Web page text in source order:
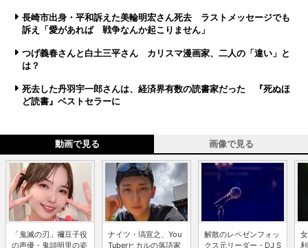
長崎市出身・平和訴えた美輪明宏さん死去 ラストメッセージでも
訴え「愛があれば 戦争なんか起こりません」
つげ義春さんと白土三平さん カリスマ漫画家、二人の「違い」と
は？
死去した丹羽宇一郎さんは、経済界有数の読書家だった 『死ぬほ
ど読書』ベストセラーに
動画で見る 画像で見る
「鬼滅の刃」禰豆子役
の声優・鬼頭明里の姿
ナイツ・塙宣之、You
Tuberヒカルの落語家
解散のレペゼンフォッ
クス元リーダー・DJ S